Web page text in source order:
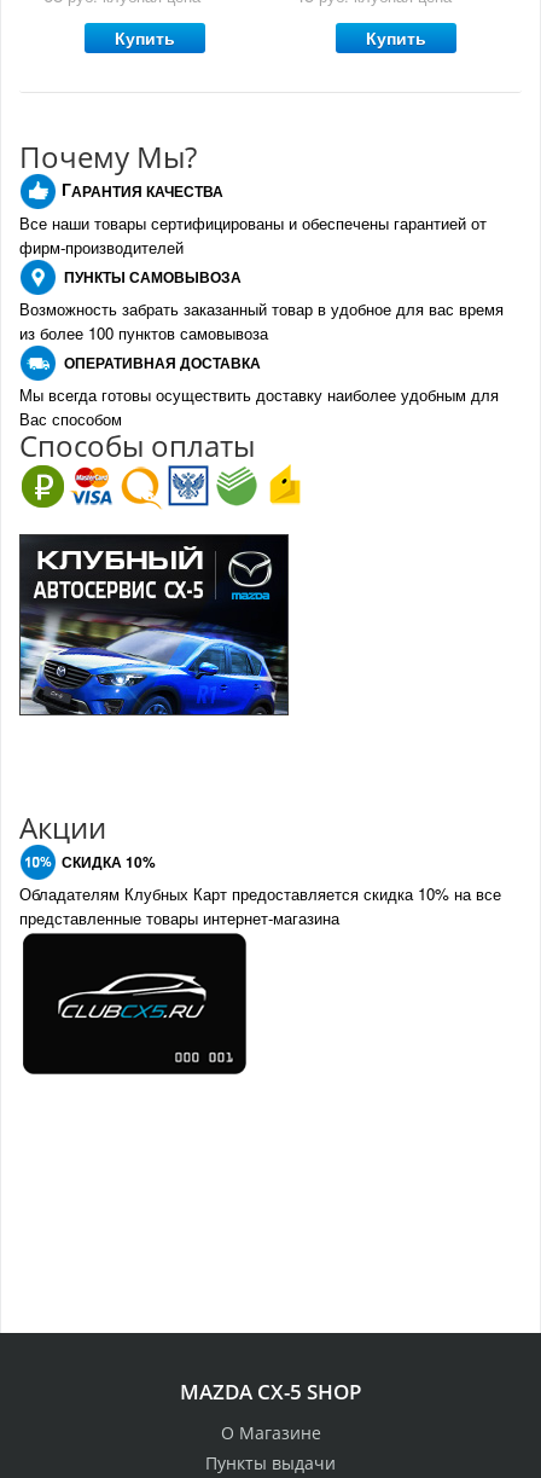
неудовлетворенности
Гарантия качества
Купить Купить
Почему Мы?
ГАРАНТИЯ КАЧЕСТВА
Все наши товары сертифицированы и обеспечены гарантией от
фирм-производителей
ПУНКТЫ САМОВЫВОЗА
Возможность забрать заказанный товар в удобное для вас время
из более 100 пунктов самовывоза
ОПЕРАТИВНАЯ ДОСТАВКА
Мы всегда готовы осуществить доставку наиболее удобным для
Вас способом
Способы оплаты
Акции
СКИДКА 10%
Обладателям Клубных Карт предоставляется скидка 10% на все
представленные товары интернет-магазина
MAZDA CX-5 SHOP
О Магазине
Пункты выдачи